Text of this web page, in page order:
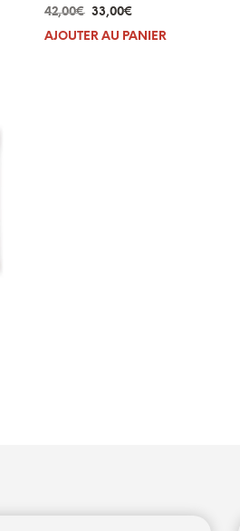
42,00€ Le
prix
33,00€Le
prix
AJOUTER AU PANIER